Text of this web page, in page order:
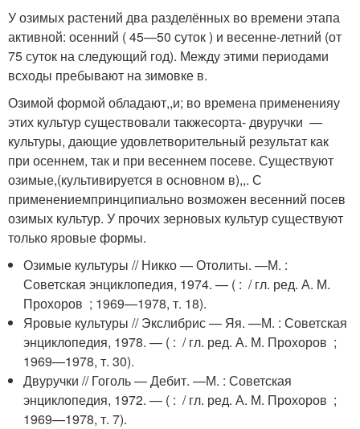
У озимых растений два разделённых во времени этапа
активной: осенний ( 45—50 суток ) и весенне-летний (от
75 суток на следующий год). Между этими периодами
всходы пребывают на зимовке в.
Озимой формой обладают,,и; во времена примененияу
этих культур существовали такжесорта- двуручки —
культуры, дающие удовлетворительный результат как
при осеннем, так и при весеннем посеве. Существуют
озимые,(культивируется в основном в),,. С
применениемпринципиально возможен весенний посев
озимых культур. У прочих зерновых культур существуют
только яровые формы.
Озимые культуры // Никко — Отолиты. —М. :
Советская энциклопедия, 1974. — ( : / гл. ред. А. М.
Прохоров ; 1969—1978, т. 18).
Яровые культуры // Экслибрис — Яя. —М. : Советская
энциклопедия, 1978. — ( : / гл. ред. А. М. Прохоров ;
1969—1978, т. 30).
Двуручки // Гоголь — Дебит. —М. : Советская
энциклопедия, 1972. — ( : / гл. ред. А. М. Прохоров ;
1969—1978, т. 7).